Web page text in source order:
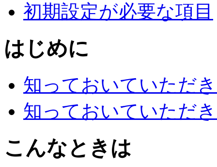
初期設定が必要な項目
はじめに
知っておいていただ
知っておいていただ
こんなときは